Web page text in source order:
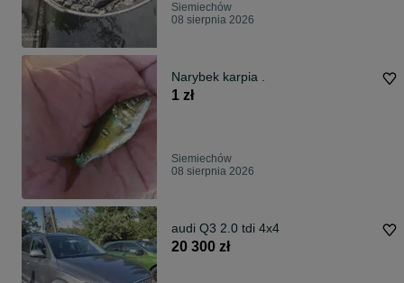
Siemiechów
08 sierpnia 2026
Narybek karpia .
1 zł
Siemiechów
08 sierpnia 2026
audi Q3 2.0 tdi 4x4
20 300 zł